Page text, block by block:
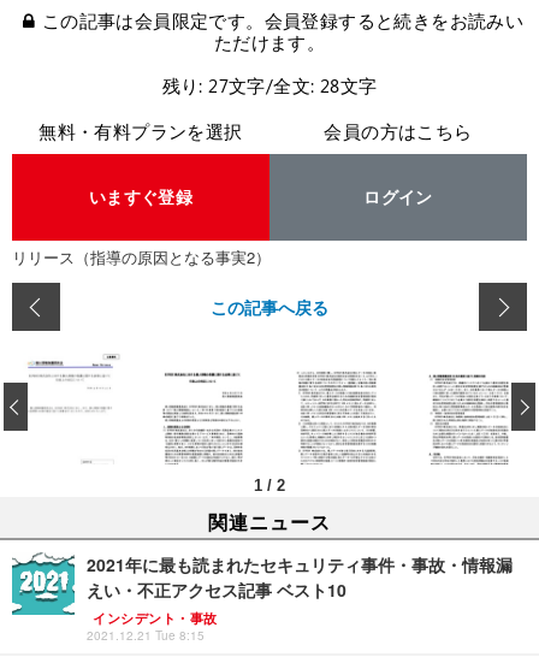
この記事は会員限定です。会員登録すると続きをお読みい
ただけます。
残り: 27文字/全文: 28文字
無料・有料プランを選択
いますぐ登録
会員の方はこちら
ログイン
リリース（指導の原因となる事実2）
この記事へ戻る
1 / 2
‹
関連ニュース
2021年に最も読まれたセキュリティ事件・事故・情報漏
えい・不正アクセス記事 ベスト10
インシデント・事故
2021.12.21 Tue 8:15